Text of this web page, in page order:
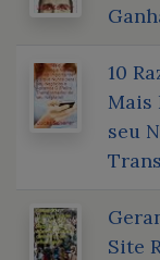
10
Mais
seu
Site